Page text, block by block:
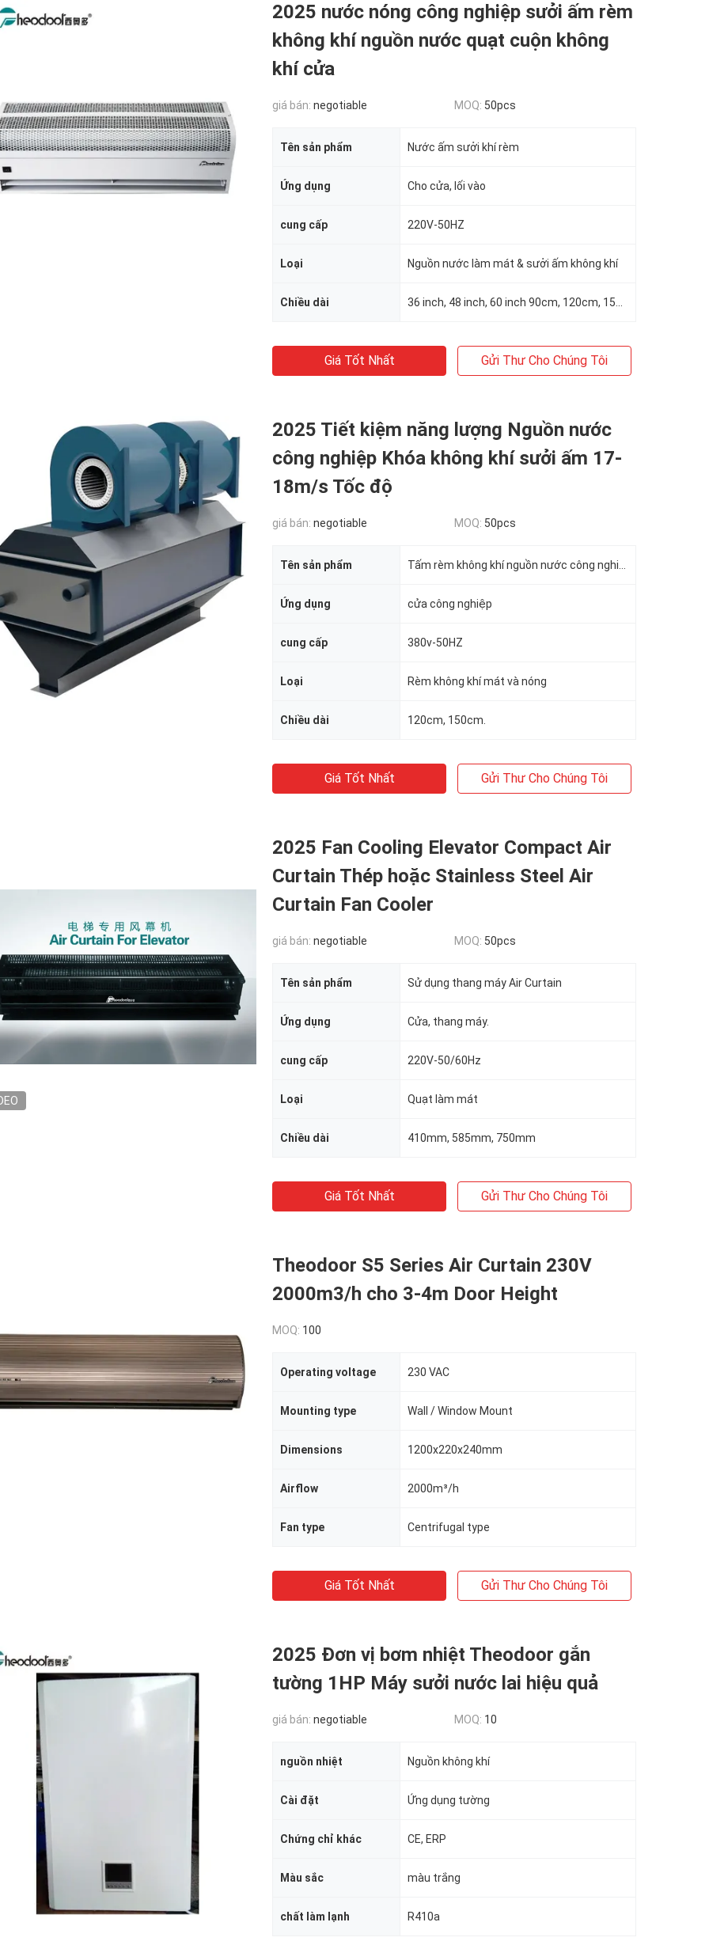
2025 nước nóng công nghiệp sưởi ấm rèm
không khí nguồn nước quạt cuộn không
khí cửa
giá bán: negotiable MOQ: 50pcs
Tên sản phẩm Nước ấm sưởi khí rèm
Ứng dụng Cho cửa, lối vào
cung cấp 220V-50HZ
Loại Nguồn nước làm mát & sưởi ấm không khí
Chiều dài
Giá Tốt Nhất Gửi Thư Cho Chúng Tôi
2025 Tiết kiệm năng lượng Nguồn nước
công nghiệp Khóa không khí sưởi ấm 17-
18m/s Tốc độ
giá bán: negotiable MOQ: 50pcs
Tên sản phẩm
Ứng dụng cửa công nghiệp
cung cấp 380v-50HZ
Loại Rèm không khí mát và nóng
Chiều dài 120cm, 150cm.
Giá Tốt Nhất Gửi Thư Cho Chúng Tôi
2025 Fan Cooling Elevator Compact Air
Curtain Thép hoặc Stainless Steel Air
Curtain Fan Cooler
giá bán: negotiable MOQ: 50pcs
Tên sản phẩm Sử dụng thang máy Air Curtain
Ứng dụng Cửa, thang máy.
cung cấp 220V-50/60Hz
Loại Quạt làm mát
Chiều dài 410mm, 585mm, 750mm
Giá Tốt Nhất Gửi Thư Cho Chúng Tôi
Theodoor S5 Series Air Curtain 230V
2000m3/h cho 3-4m Door Height
MOQ: 100
Operating voltage 230 VAC
Mounting type Wall / Window Mount
Dimensions 1200x220x240mm
Airflow 2000m³/h
Fan type Centrifugal type
Giá Tốt Nhất Gửi Thư Cho Chúng Tôi
2025 Đơn vị bơm nhiệt Theodoor gắn
tường 1HP Máy sưởi nước lai hiệu quả
giá bán: negotiable MOQ: 10
nguồn nhiệt Nguồn không khí
Cài đặt Ứng dụng tường
Chứng chỉ khác CE, ERP
Màu sắc màu trắng
chất làm lạnh R410a